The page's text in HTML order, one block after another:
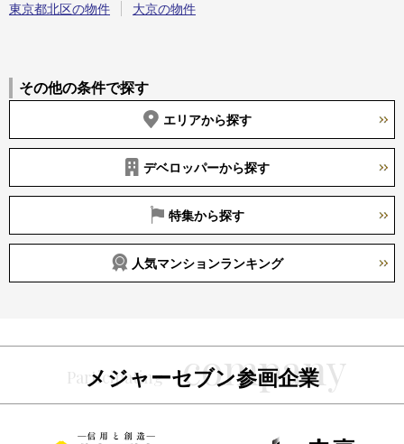
東京都北区の物件 大京の物件
その他の条件で探す
エリアから探す
デベロッパーから探す
特集から探す
人気マンションランキング
メジャーセブン参画企業